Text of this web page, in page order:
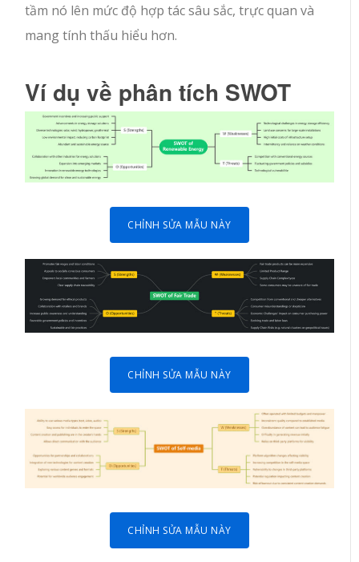
tầm nó lên mức độ hợp tác sâu sắc, trực quan và
mang tính thấu hiểu hơn.
Ví dụ về phân tích SWOT
CHỈNH SỬA MẪU NÀY
CHỈNH SỬA MẪU NÀY
CHỈNH SỬA MẪU NÀY